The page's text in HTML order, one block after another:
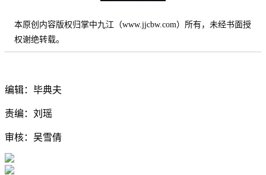
本原创内容版权归掌中九江（www.jjcbw.com）所有，未经书面授
权谢绝转载。
编辑：毕典夫
责编：刘瑶
审核：吴雪倩